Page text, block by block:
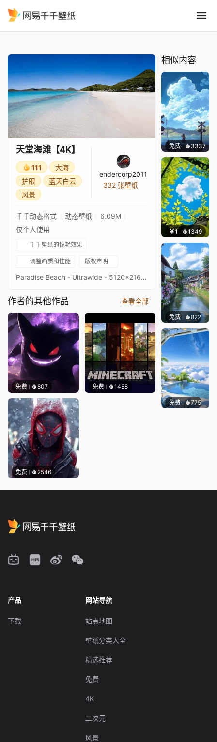
天堂海滩【4K】
111
大海
护眼
蓝天白云
风景
endercorp2011
332 张壁纸
千千动态格式 动态壁纸
6.09M
仅个人使用
千千壁纸的惊艳效果
调整画质和性能 版权声明
Paradise Beach - Ultrawide - 5120x2160 - 3440x1440Original picture from WallpaperflareImage quality is a priority, high-end setup recommendedKeywords : Landscape, Water, Ocean, Wave, Beach, Sun, 2160p, 4K, HD
作者的其他作品 查看全部
免费 807 免费 1488
免费 2546
相似内容
免费 3337星梦
￥1 1349 渔小
免费 822叮叮
免费 775豆子
产品
下载
网站导航
站点地图
壁纸分类大全
精选推荐
免费
4K
二次元
风景